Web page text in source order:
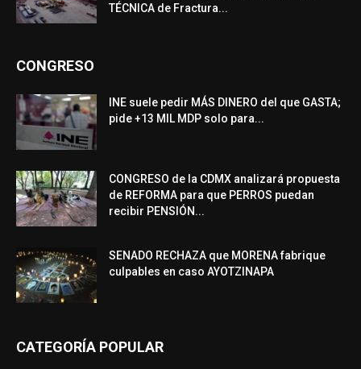
TÉCNICA de Fractura...
CONGRESO
INE suele pedir MÁS DINERO del que GASTA;
pide +13 MIL MDP solo para...
CONGRESO de la CDMX analizará propuesta
de REFORMA para que PERROS puedan
recibir PENSIÓN...
SENADO RECHAZA que MORENA fabrique
culpables en caso AYOTZINAPA
CATEGORÍA POPULAR